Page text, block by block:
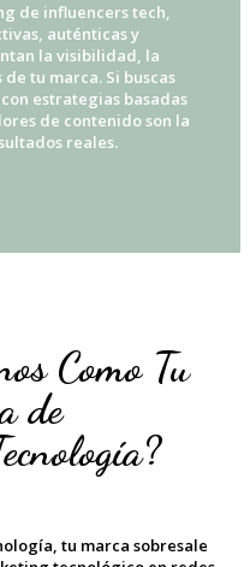
de influencers tech,
auténticas y
la visibilidad, la
tu marca. Si buscas
estrategias basadas
de contenido son la
reales.
Como Tu
de
tu marca sobresale